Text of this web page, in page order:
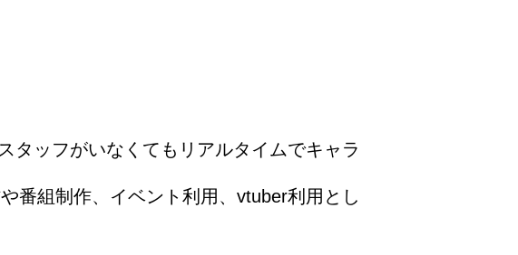
タッフがいなくてもリアルタイムでキャラ
番組制作、イベント利用、vtuber利用とし